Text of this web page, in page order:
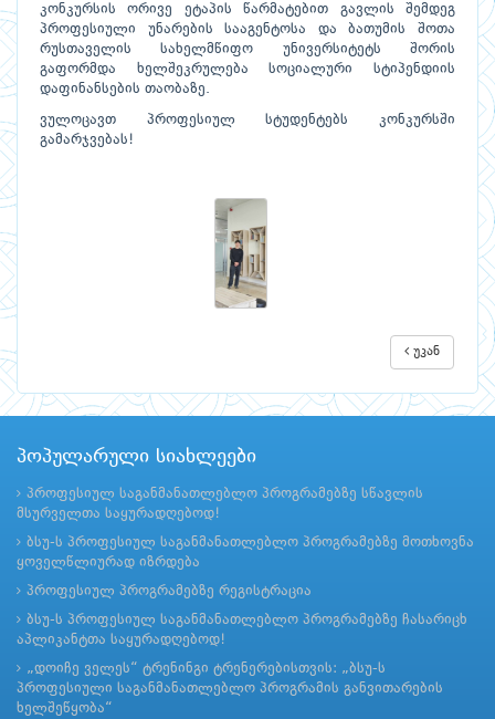
კონკურსის ორივე ეტაპის წარმატებით გავლის შემდეგ
პროფესიული უნარების სააგენტოსა და ბათუმის შოთა
რუსთაველის სახელმწიფო უნივერსიტეტს შორის
გაფორმდა ხელშეკრულება სოციალური სტიპენდიის
დაფინანსების თაობაზე.
ვულოცავთ პროფესიულ სტუდენტებს კონკურსში
გამარჯვებას!
უკან
პოპულარული სიახლეები
პროფესიულ საგანმანათლებლო პროგრამებზე სწავლის
მსურველთა საყურადღებოდ!
ბსუ-ს პროფესიულ საგანმანათლებლო პროგრამებზე მოთხოვნა
ყოველწლიურად იზრდება
პროფესიულ პროგრამებზე რეგისტრაცია
ბსუ-ს პროფესიულ საგანმანათლებლო პროგრამებზე ჩასარიცხ
აპლიკანტთა საყურადღებოდ!
„დოიჩე ველეს“ ტრენინგი ტრენერებისთვის: „ბსუ-ს
პროფესიული საგანმანათლებლო პროგრამის განვითარების
ხელშეწყობა“